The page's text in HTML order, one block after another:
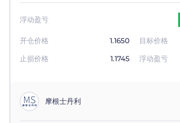
浮动盈亏
开仓价格 1.1650 目标价格
止损价格
1.1745 浮动盈亏
摩根士丹利